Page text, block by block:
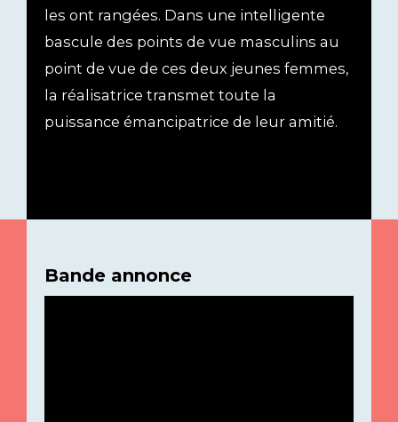
les ont rangées. Dans une intelligente
bascule des points de vue masculins au
point de vue de ces deux jeunes femmes,
la réalisatrice transmet toute la
puissance émancipatrice de leur amitié.
Bande annonce